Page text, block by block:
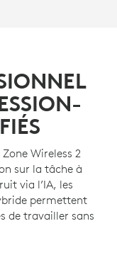
Wireless 2
sur la tâche à
via l’IA, les
permettent
de travailler sans